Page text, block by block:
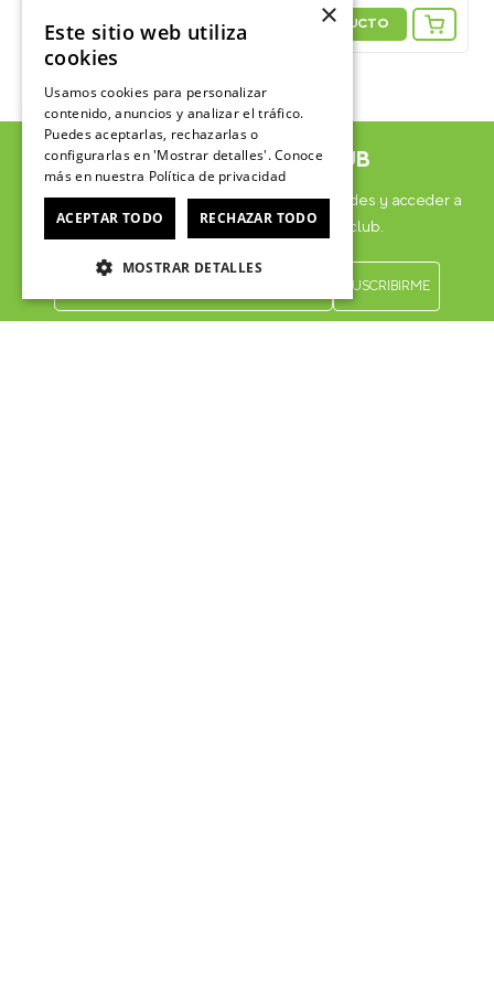
VER PRODUCTO
Personaliza tus Classic Clog: Suma 5
Jibbitz Charms y recibe más 2 GRATIS
VER PRODUCTO
ÚNETE AL CROCSCLUB
Suscríbete para formar parte, recibir novedades y acceder a
contenido exclusivo para el Crocsclub.
×
Este sitio web utiliza
cookies
Usamos cookies para personalizar
contenido, anuncios y analizar el tráfico.
Puedes aceptarlas, rechazarlas o
configurarlas en 'Mostrar detalles'. Conoce
más en nuestra Política de privacidad
ACEPTAR TODO RECHAZAR TODO
MOSTRAR DETALLES